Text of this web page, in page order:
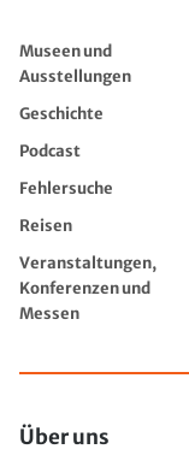
Museen und
Ausstellungen
Geschichte
Podcast
Fehlersuche
Reisen
Veranstaltungen,
Konferenzen und
Messen
Über uns